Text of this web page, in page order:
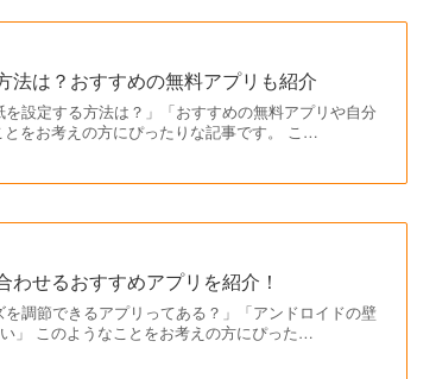
法は？おすすめの無料アプリも紹介
を設定する方法は？」「おすすめの無料アプリや自分
をお考えの方にぴったりな記事です。 こ…
せるおすすめアプリを紹介！
を調節できるアプリってある？」「アンドロイドの壁
」 このようなことをお考えの方にぴった…